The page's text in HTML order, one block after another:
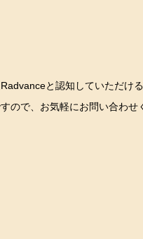
と認知していただけ
ので、お気軽にお問い合わせ